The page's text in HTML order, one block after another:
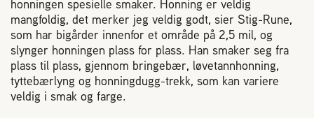
honningen spesielle smaker. Honning er veldig
mangfoldig, det merker jeg veldig godt, sier Stig-Rune,
som har bigårder innenfor et område på 2,5 mil, og
slynger honningen plass for plass. Han smaker seg fra
plass til plass, gjennom bringebær, løvetannhonning,
tyttebærlyng og honningdugg-trekk, som kan variere
veldig i smak og farge.